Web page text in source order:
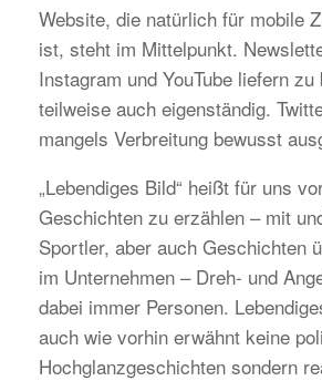
Website, die natürlich für mobile
ist, steht im Mittelpunkt.
Instagram und YouTube liefern
teilweise auch eigenständig.
mangels Verbreitung bewusst
„Lebendiges Bild“ heißt für uns
Geschichten zu erzählen – mit
Sportler, aber auch Geschichten
im Unternehmen – Dreh- und
dabei immer Personen.
auch wie vorhin erwähnt keine
Hochglanzgeschichten sondern